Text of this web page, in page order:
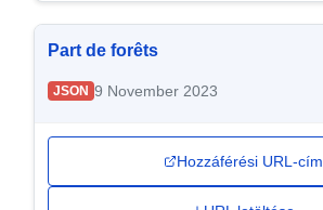
Part de forêts
JSON 9 November 2023
Hozzáférési URL-cím